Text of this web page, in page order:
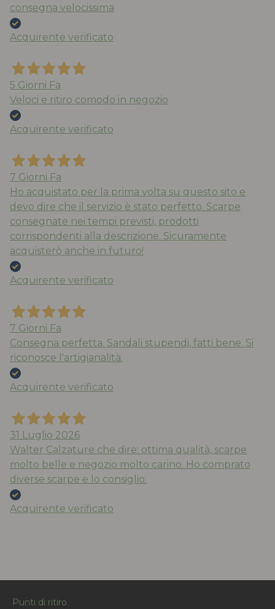
consegna velocissima
Acquirente verificato
5 Giorni Fa
Veloci e ritiro comodo in negozio
Acquirente verificato
7 Giorni Fa
Ho acquistato per la prima volta su questo sito e
devo dire che il servizio è stato perfetto. Scarpe
consegnate nei tempi previsti, prodotti
corrispondenti alla descrizione. Sicuramente
acquisterò anche in futuro!
Acquirente verificato
7 Giorni Fa
Consegna perfetta. Sandali stupendi, fatti bene. Si
riconosce l'artigianalità.
Acquirente verificato
31 Luglio 2026
Walter Calzature che dire: ottima qualità, scarpe
molto belle e negozio molto carino. Ho comprato
diverse scarpe e lo consiglio.
Acquirente verificato
Punti di ritiro